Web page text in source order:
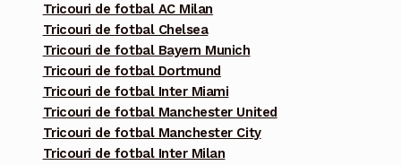
Tricouri de fotbal AC Milan
Tricouri de fotbal Chelsea
Tricouri de fotbal Bayern Munich
Tricouri de fotbal Dortmund
Tricouri de fotbal Inter Miami
Tricouri de fotbal Manchester United
Tricouri de fotbal Manchester City
Tricouri de fotbal Inter Milan